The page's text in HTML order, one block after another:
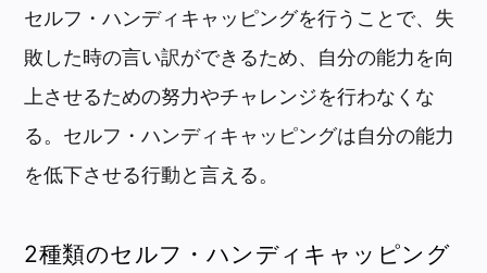
セルフ・ハンディキャッピングを行うことで、失
敗した時の言い訳ができるため、自分の能力を向
上させるための努力やチャレンジを行わなくな
る。セルフ・ハンディキャッピングは自分の能力
を低下させる行動と言える。
2種類のセルフ・ハンディキャッピング